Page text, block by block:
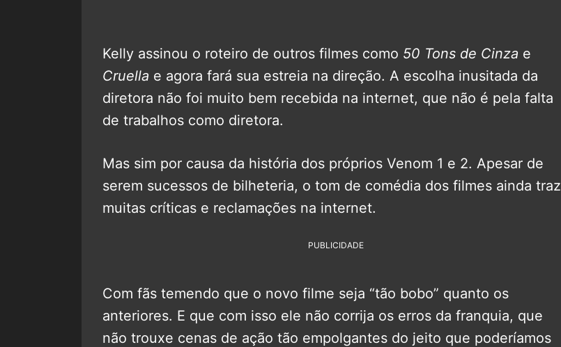
Kelly assinou o roteiro de outros filmes como 50 Tons de Cinza e
Cruella e agora fará sua estreia na direção. A escolha inusitada da
diretora não foi muito bem recebida na internet, que não é pela falta
de trabalhos como diretora.
Mas sim por causa da história dos próprios Venom 1 e 2. Apesar de
serem sucessos de bilheteria, o tom de comédia dos filmes ainda traz
muitas críticas e reclamações na internet.
PUBLICIDADE
Com fãs temendo que o novo filme seja “tão bobo” quanto os
anteriores. E que com isso ele não corrija os erros da franquia, que
não trouxe cenas de ação tão empolgantes do jeito que poderíamos